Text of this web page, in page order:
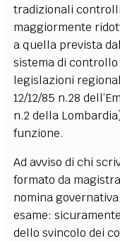
tradizionali
maggiormente
a quella prevista
sistema di
legislazioni
12/12/85 n.28
n.2 della
funzione.
Ad avviso di chi
formato da
nomina
esame:
dello svincolo dei